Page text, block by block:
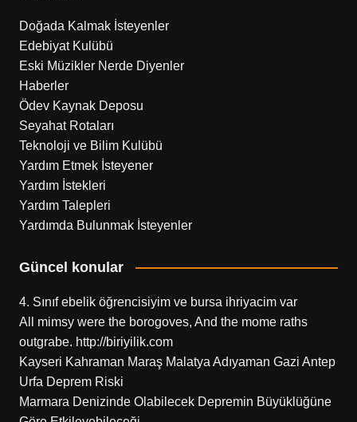
Doğada Kalmak İsteyenler
Edebiyat Kulübü
Eski Müzikler Nerde Diyenler
Haberler
Ödev Kaynak Deposu
Seyahat Rotaları
Teknoloji ve Bilim Kulübü
Yardım Etmek İsteyener
Yardım İstekleri
Yardım Talepleri
Yardımda Bulunmak İsteyenler
Güncel konular
4. Sınıf ebelik öğrencisiyim ve bursa ihriyacim var
All mimsy were the borogoves, And the mome raths
outgrabe. http://biriyilik.com
Kayseri Kahraman Maraş Malatya Adıyaman Gazi Antep
Urfa Deprem Riski
Marmara Denizinde Olabilecek Depremin Büyüklüğüne